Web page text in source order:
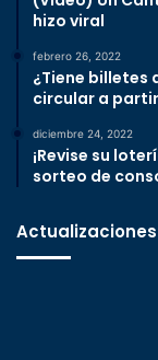
hizo viral
febrero 26, 2022
¿Tiene billetes
circular a partir
diciembre 24, 2022
¡Revise su
sorteo de
Actualizaciones